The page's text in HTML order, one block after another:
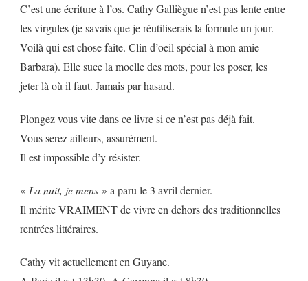
C’est une écriture à l’os. Cathy Galliègue n’est pas lente entre
les virgules (je savais que je réutiliserais la formule un jour.
Voilà qui est chose faite. Clin d’oeil spécial à mon amie
Barbara). Elle suce la moelle des mots, pour les poser, les
jeter là où il faut. Jamais par hasard.
Plongez vous vite dans ce livre si ce n’est pas déjà fait.
Vous serez ailleurs, assurément.
Il est impossible d’y résister.
« La nuit, je mens » a paru le 3 avril dernier.
Il mérite VRAIMENT de vivre en dehors des traditionnelles
rentrées littéraires.
Cathy vit actuellement en Guyane.